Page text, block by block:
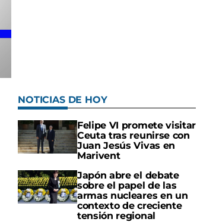
NOTICIAS DE HOY
Felipe VI promete visitar
Ceuta tras reunirse con
Juan Jesús Vivas en
Marivent
Japón abre el debate
sobre el papel de las
armas nucleares en un
contexto de creciente
tensión regional